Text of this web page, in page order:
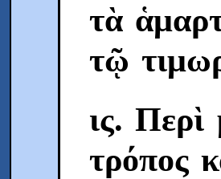
τὰ
τῷ
ις. Περὶ
τρόπος